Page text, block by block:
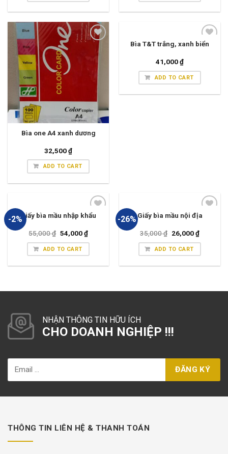
Bìa one A4 xanh dương
32,500₫
ADD TO CART
Bìa T&T trắng, xanh biển
41,000₫
ADD TO CART
-2%Giấy bìa mầu nhập khẩu
55,000₫ 54,000₫
ADD TO CART
-26%Giấy bìa mầu nội địa
35,000₫ 26,000₫
ADD TO CART
NHẬN THÔNG TIN HỮU ÍCH
CHO DOANH NGHIỆP !!!
THÔNG TIN LIÊN HỆ & THANH TOÁN